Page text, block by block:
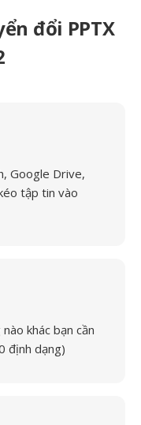
đổi PPTX
Google Drive,
tập tin vào
khác bạn cần
định dạng)